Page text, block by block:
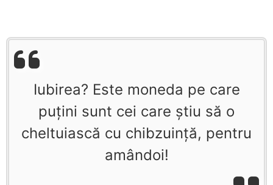
Iubirea? Este moneda pe care
puţini sunt cei care ştiu să o
cheltuiască cu chibzuinţă, pentru
amândoi!